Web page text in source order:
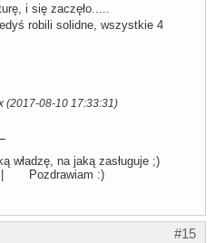
i się zaczęło.....
robili solidne, wszystkie 4
(2017-08-10 17:33:31)
władzę, na jaką zasługuje ;)
Pozdrawiam :)
#15